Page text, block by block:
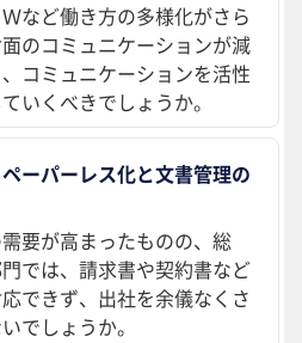
など働き方の多様化がさら
のコミュニケーションが減
コミュニケーションを活性
いくべきでしょうか。
ーパーレス化と文書管理の
要が高まったものの、総
では、請求書や契約書など
できず、出社を余儀なくさ
でしょうか。